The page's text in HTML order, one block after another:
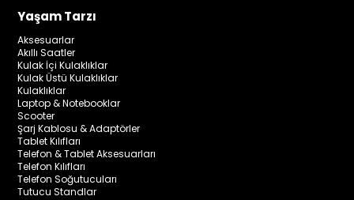
Yaşam Tarzı
Aksesuarlar
Akıllı Saatler
Kulak İçi Kulaklıklar
Kulak Üstü Kulaklıklar
Kulaklıklar
Laptop & Notebooklar
Scooter
Şarj Kablosu & Adaptörler
Tablet Kılıfları
Telefon & Tablet Aksesuarları
Telefon Kılıfları
Telefon Soğutucuları
Tutucu Standlar